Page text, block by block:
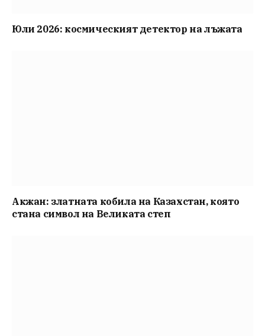
Юли 2026: космическият детектор на лъжата
Акжан: златната кобила на Казахстан, която
стана символ на Великата степ